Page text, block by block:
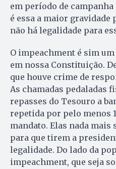
em período de
é essa a maior gravidade
não há legalidade para
O impeachment é sim
em nossa Constituição.
que houve crime de
As chamadas pedaladas
repasses do Tesouro a
repetida por pelo menos
mandato. Elas nada
para que tirem a
legalidade. Do lado da
impeachment, que seja